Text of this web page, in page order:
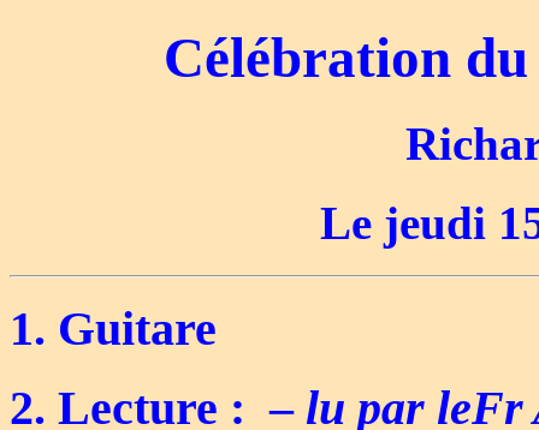
Célébration
Le jeudi
1. Guitare
2. Lecture : – lu par leFr